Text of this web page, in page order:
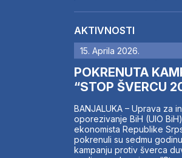
AKTIVNOSTI
15. Aprila 2026.
POKRENUTA
“STOP ŠVERCU
BANJALUKA – Uprava za
oporezivanje BiH (UIO
ekonomista Republike
pokrenuli su sedmu
kampanju protiv šverca